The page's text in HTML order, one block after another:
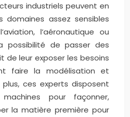
industriels peuvent en
domaines assez sensibles
l’aéronautique ou
possibilité de passer des
de leur exposer les besoins
faire la modélisation et
plus, ces experts disposent
pour façonner,
la matière première pour